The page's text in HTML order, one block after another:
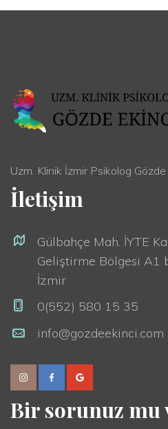
Uzm. Klinik İzmir Psikolog
İletişim
Gülbahçe Mah. İYTE
Geliştirme Bölgesi A1
İzmir
0(552) 580 15 35
info@gozdeekinci.com
Bir sorunuz mu